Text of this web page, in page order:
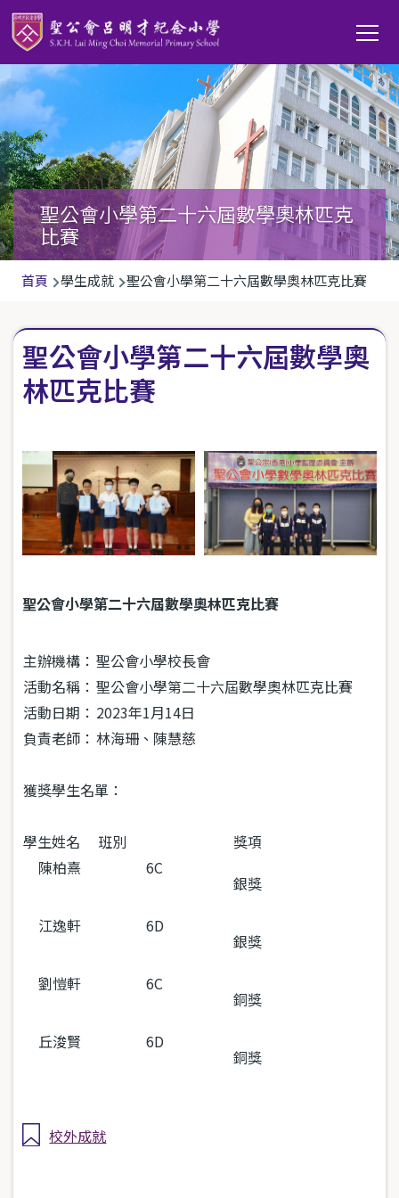
移至主內容
Main
聖公會小學第二十六屆數學奧林匹克
比賽
導
連
結
首頁 學生成就 聖公會小學第二十六屆數學奧林匹克比賽
聖公會小學第二十六屆數學奧
林匹克比賽
聖公會小學第二十六屆數學奧林匹克比賽
主辦機構： 聖公會小學校長會
活動名稱： 聖公會小學第二十六屆數學奧林匹克比賽
活動日期： 2023年1月14日
負責老師： 林海珊、陳慧慈
獲獎學生名單：
學生姓名 班別
獎項
陳柏熹
6C
銀獎
江逸軒
6D
銀獎
劉愷軒
6C
銅獎
丘浚賢
6D
銅獎
校外成就